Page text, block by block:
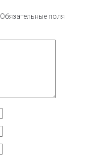
Обязательные поля